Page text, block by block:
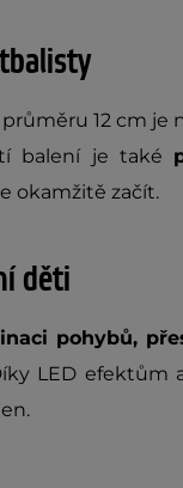
12 cm je
balení je také
okamžitě začít.
děti
pohybů,
LED